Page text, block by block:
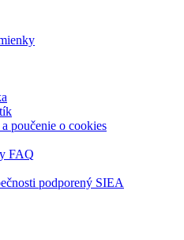
poučenie o cookies
FAQ
podporený SIEA